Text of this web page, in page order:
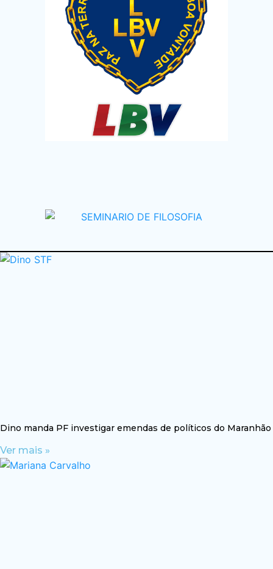
Dino manda PF investigar emendas de políticos do Maranhão
Ver mais »